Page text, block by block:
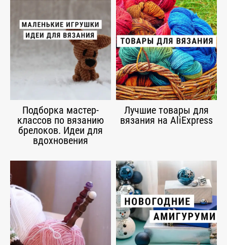
Подборка мастер-
классов по вязанию
брелоков. Идеи для
вдохновения
Лучшие товары для
вязания на AliExpress